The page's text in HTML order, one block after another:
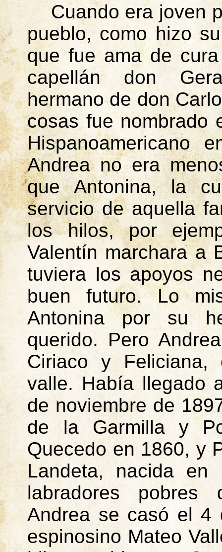
Cuando era joven
pueblo, como hizo
que fue ama de
capellán don
hermano de don
cosas fue nombrado
Hispanoamericano
Andrea no era
que Antonina, la
servicio de aquella
los hilos, por
Valentín marchara a
tuviera los apoyos
buen futuro. Lo
Antonina por su
querido. Pero
Ciriaco y Feliciana,
valle. Había llegado
de noviembre de
de la Garmilla y
Quecedo en 1860, y
Landeta, nacida en
labradores
Andrea se casó el 4
espinosino Mateo